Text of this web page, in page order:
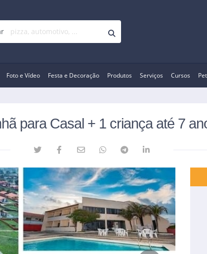
Foto e Vídeo Festa e Decoração Produtos Serviços Cursos
para Casal + 1 criança até 7